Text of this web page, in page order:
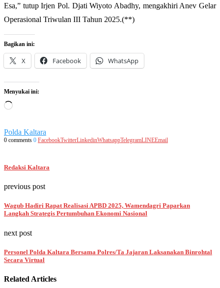
Esa,” tutup Irjen Pol. Djati Wiyoto Abadhy, mengakhiri Anev Gelar
Operasional Triwulan III Tahun 2025.(**)
Bagikan ini:
X Facebook WhatsApp
Menyukai ini:
Memuat...
Polda Kaltara
0 comments 0 FacebookTwitterLinkedinWhatsappTelegramLINEEmail
Redaksi Kaltara
previous post
Wagub Hadiri Rapat Realisasi APBD 2025, Wamendagri Paparkan
Langkah Strategis Pertumbuhan Ekonomi Nasional
next post
Personel Polda Kaltara Bersama Polres/Ta Jajaran Laksanakan Binrohtal
Secara Virtual
Related Articles